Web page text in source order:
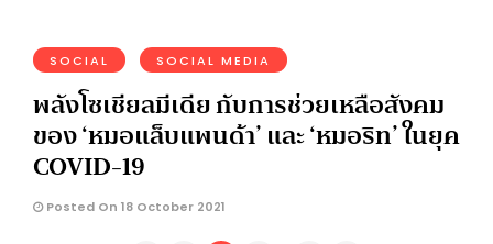
SOCIAL SOCIAL MEDIA
พลังโซเชียลมีเดีย กับการช่วยเหลือสังคม
ของ ‘หมอแล็บแพนด้า’ และ ‘หมอริท’ ในยุค
COVID-19
Posted On 18 October 2021